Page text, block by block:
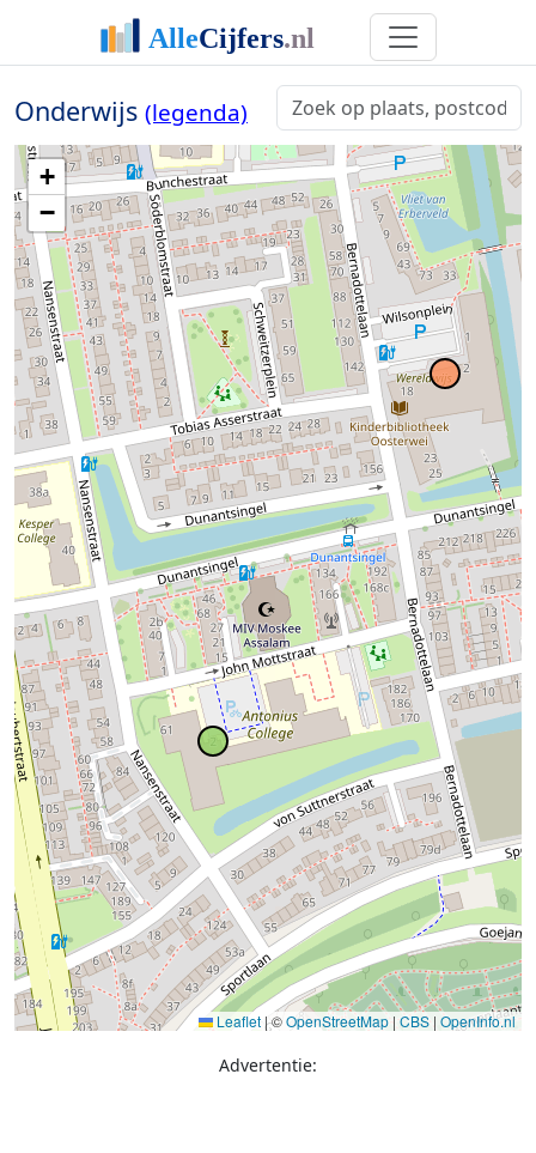
Onderwijs (legenda)
+
−
Leaflet |©OpenStreetMap | CBS | OpenInfo.nl
Advertentie: